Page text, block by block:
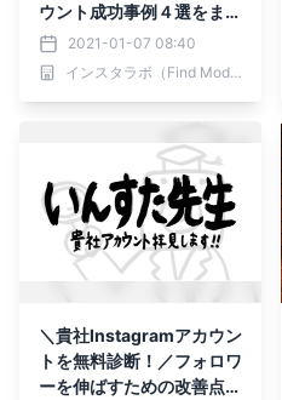
ウント成功事例４選をまと
めてみました
2021-01-07 08:40
インスタラボ（Find Model）
＼貴社Instagramアカウン
トを無料診断！／フォロワ
ーを伸ばすための改善点な